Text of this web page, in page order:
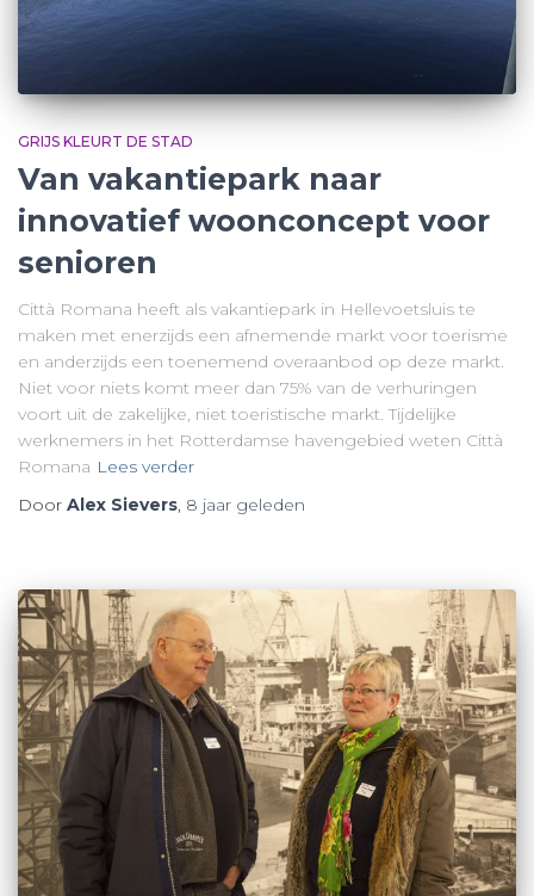
GRIJS KLEURT DE STAD
Van vakantiepark naar
innovatief woonconcept voor
senioren
Città Romana heeft als vakantiepark in Hellevoetsluis te
maken met enerzijds een afnemende markt voor toerisme
en anderzijds een toenemend overaanbod op deze markt.
Niet voor niets komt meer dan 75% van de verhuringen
voort uit de zakelijke, niet toeristische markt. Tijdelijke
werknemers in het Rotterdamse havengebied weten Città
Romana Lees verder
Door Alex Sievers 8 jaar geleden